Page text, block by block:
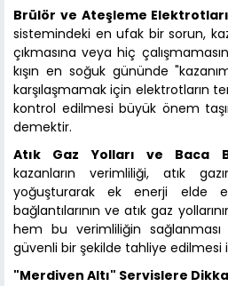
Brülör ve Ateşleme
sistemindeki en ufak bir sorun,
çıkmasına veya hiç
kışın en soğuk gününde
karşılaşmamak için elektrotların
kontrol edilmesi büyük önem
demektir.
Atık Gaz Yolları ve Baca
kazanların verimliliği, atık
yoğuşturarak ek enerji elde
bağlantılarının ve atık gaz
hem bu verimliliğin
güvenli bir şekilde tahliye edilmesi
"Merdiven Altı" Servislere